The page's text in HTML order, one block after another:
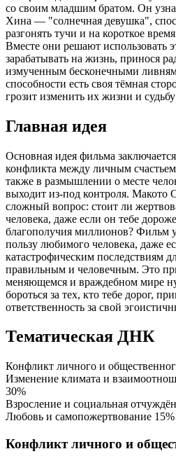
со своим младшим братом. Он
Хина — "солнечная девушка",
разгонять тучи и на короткое
Вместе они решают использовать
зарабатывать на жизнь, принося
измученным бесконечными
способности есть своя тёмная
грозит изменить их жизни и
Главная идея
Основная идея фильма
конфликта между личным
также в размышлении о месте
выходит из-под контроля. Макото
сложный вопрос: стоит ли
человека, даже если он тебе
благополучия миллионов? Фильм
пользу любимого человека, даже
катастрофическим последствиям
правильным и человечным. Это
меняющемся и враждебном мире
бороться за тех, кто тебе дорог,
ответственность за свой
Тематическая ДНК
Конфликт личного и
Изменение климата и
30%
Взросление и социальная
Любовь и самопожертвование 15%
Конфликт личного и